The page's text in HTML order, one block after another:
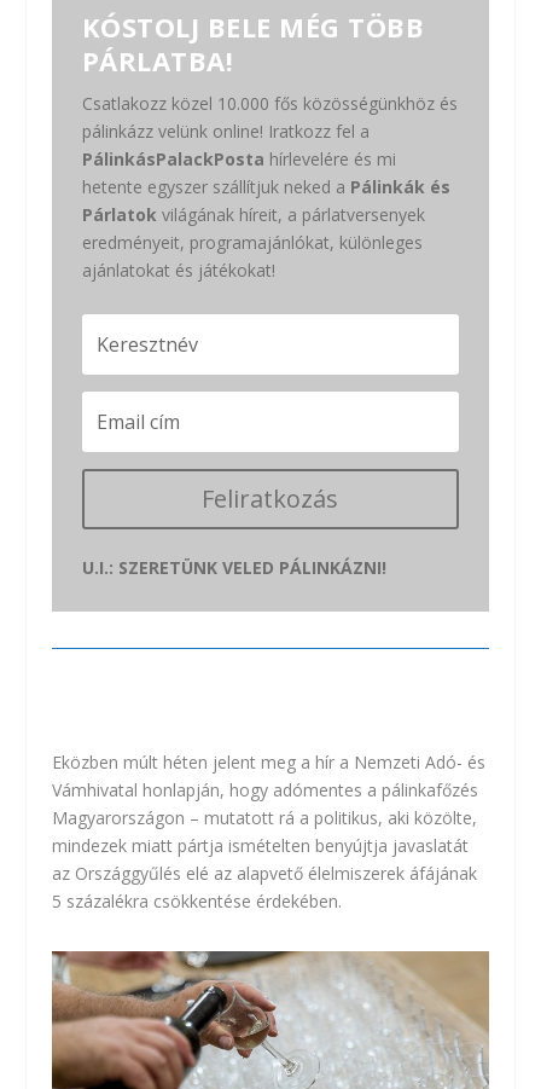
KÓSTOLJ BELE MÉG TÖBB
PÁRLATBA!
Csatlakozz közel 10.000 fős közösségünkhöz és
pálinkázz velünk online! Iratkozz fel a
PálinkásPalackPosta hírlevelére és mi
hetente egyszer szállítjuk neked a Pálinkák és
Párlatok világának híreit, a párlatversenyek
eredményeit, programajánlókat, különleges
ajánlatokat és játékokat!
Feliratkozás
U.I.: SZERETÜNK VELED PÁLINKÁZNI!
Eközben múlt héten jelent meg a hír a Nemzeti Adó- és
Vámhivatal honlapján, hogy adómentes a pálinkafőzés
Magyarországon – mutatott rá a politikus, aki közölte,
mindezek miatt pártja ismételten benyújtja javaslatát
az Országgyűlés elé az alapvető élelmiszerek áfájának
5 százalékra csökkentése érdekében.